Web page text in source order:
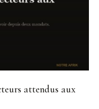
attendus aux